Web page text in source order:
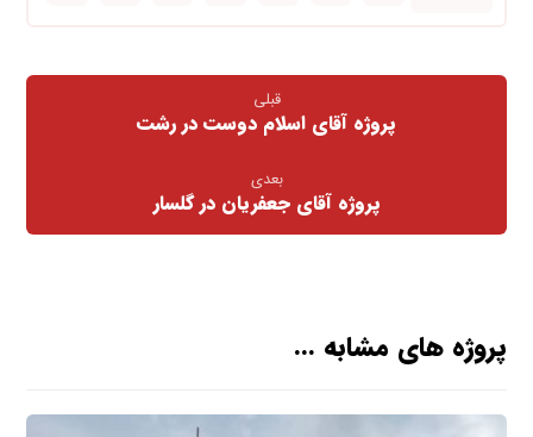
قبلی
پروژه آقای اسلام دوست در رشت
بعدی
پروژه آقای جعفریان در گلسار
پروژه های مشابه ...